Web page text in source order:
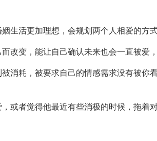
生活更加理想，会规划两个人相爱的方式
改变，能让自己确认未来也会一直被爱
消耗，被要求自己的情感需求没有被你
或者觉得他最近有些消极的时候，拖着